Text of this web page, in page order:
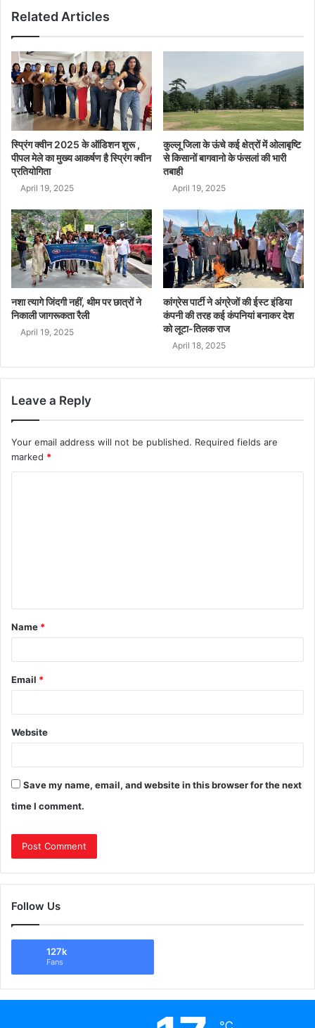
Related Articles
स्प्रिंग क्वीन 2025 के ऑडिशन शुरू ,
पीपल मेले का मुख्य आकर्षण है स्प्रिंग क्वीन
प्रतियोगिता
April 19, 2025
कुल्लू जिला के ऊंचे कई क्षेत्रों में ओलाबृष्टि
से किसानों बागवानो के फंसलां की भारी
तबाही
April 19, 2025
नशा त्यागे जिंदगी नहीं, थीम पर छात्रों ने
निकाली जागरूकता रैली
April 19, 2025
कांग्रेस पार्टी ने अंग्रेजों की ईस्ट इंडिया
कंपनी की तरह कई कंपनियां बनाकर देश
को लूटा-तिलक राज
April 18, 2025
Leave a Reply
Your email address will not be published. Required fields are
marked *
Name *
Email *
Website
Save my name, email, and website in this browser for the next
time I comment.
Follow Us
127k
Fans